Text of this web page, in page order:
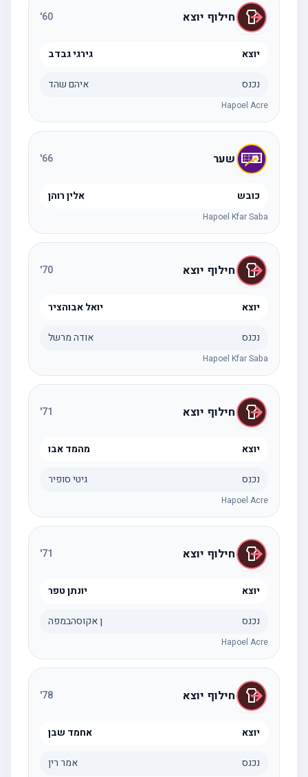
חילוף יוצא 60
'
יוצא גירגי גבדב
נכנס איהם שהד
Hapoel Acre
שער 66
'
כובש אלין רוהן
Hapoel Kfar Saba
חילוף יוצא 70
'
יוצא יואל אבוהציר
נכנס אודה מרשל
Hapoel Kfar Saba
חילוף יוצא 71
'
יוצא מהמד אבו
נכנס גיטי סופיר
Hapoel Acre
חילוף יוצא 71
'
יוצא יונתן טפר
נכנס ן אקוסהבמפה
Hapoel Acre
חילוף יוצא 78
'
יוצא אחמד שבן
נכנס אמר רין